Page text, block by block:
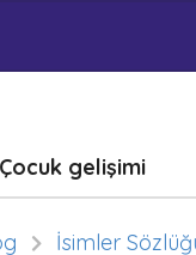
Çocuk gelişimi
İsimler